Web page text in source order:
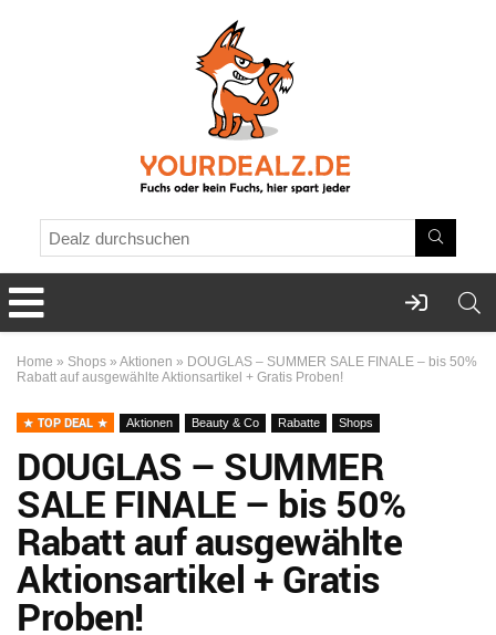
Home » Shops » Aktionen » DOUGLAS – SUMMER SALE FINALE – bis 50%
Rabatt auf ausgewählte Aktionsartikel + Gratis Proben!
TOP DEAL Aktionen Beauty & Co Rabatte Shops
DOUGLAS – SUMMER
SALE FINALE – bis 50%
Rabatt auf ausgewählte
Aktionsartikel + Gratis
Proben!